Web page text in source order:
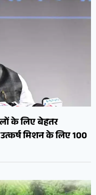
के लिए बेहतर
मिशन के लिए 100